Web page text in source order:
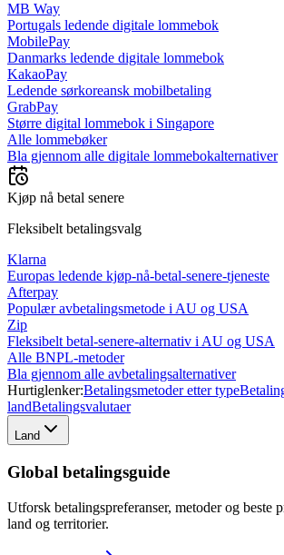
MB Way
Portugals ledende digitale lommebok
MobilePay
Danmarks ledende digitale lommebok
KakaoPay
Ledende sørkoreansk mobilbetaling
GrabPay
Større digital lommebok i Singapore
Alle lommebøker
Bla gjennom alle digitale lommebokalternativer
Kjøp nå betal senere
Fleksibelt betalingsvalg
Klarna
Europas ledende kjøp-nå-betal-senere-tjeneste
Afterpay
Populær avbetalingsmetode i AU og USA
Zip
Fleksibelt betal-senere-alternativ i AU og USA
Alle BNPL-metoder
Bla gjennom alle avbetalingsalternativer
Hurtiglenker:Betalingsmetoder etter type
landBetalingsvalutaer
Land
Global betalingsguide
Utforsk betalingspreferanser, metoder og beste
land og territorier.